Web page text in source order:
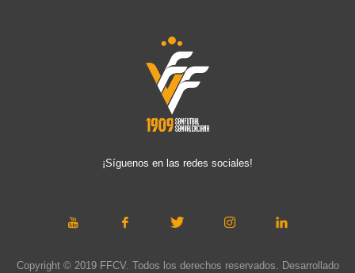
¡Síguenos en las redes sociales!
Copyright © 2019 FFCV. Todos los derechos reservados. Desarrollado